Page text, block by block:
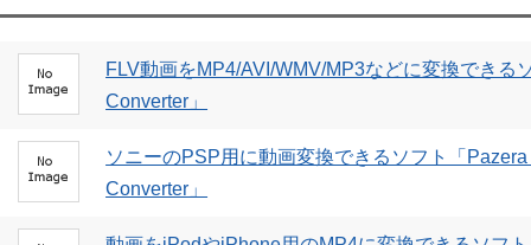
FLV動画をMP4/AVI/WMV/MP3などに変換できる
Converter」
ソニーのPSP用に動画変換できるソフト「
Converter」